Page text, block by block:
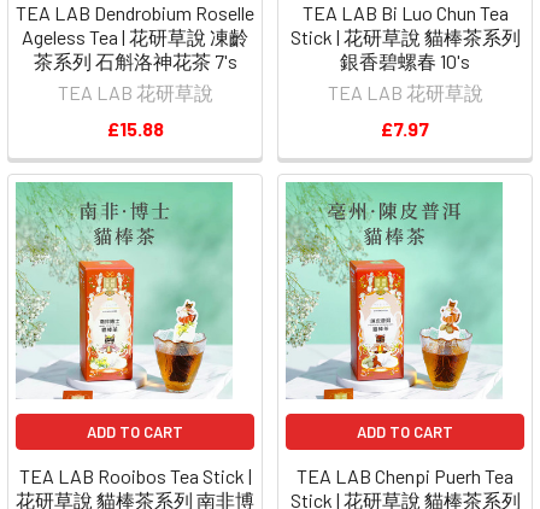
TEA LAB Dendrobium Roselle
Ageless Tea | 花研草說 凍齡
茶系列 石斛洛神花茶 7's
TEA LAB 花研草說
£15.88
TEA LAB Bi Luo Chun Tea
Stick | 花研草說 貓棒茶系列
銀香碧螺春 10's
TEA LAB 花研草說
£7.97
ADD TO CART
TEA LAB Rooibos Tea Stick |
花研草說 貓棒茶系列 南非博
ADD TO CART
TEA LAB Chenpi Puerh Tea
Stick | 花研草說 貓棒茶系列